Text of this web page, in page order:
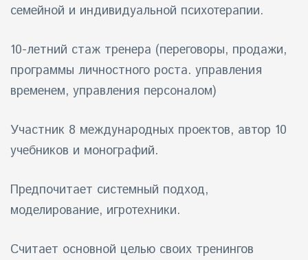
семейной и индивидуальной психотерапии.
10-летний стаж тренера (переговоры, продажи,
программы личностного роста. управления
временем, управления персоналом)
Участник 8 международных проектов, автор 10
учебников и монографий.
Предпочитает системный подход,
моделирование, игротехники.
Считает основной целью своих тренингов